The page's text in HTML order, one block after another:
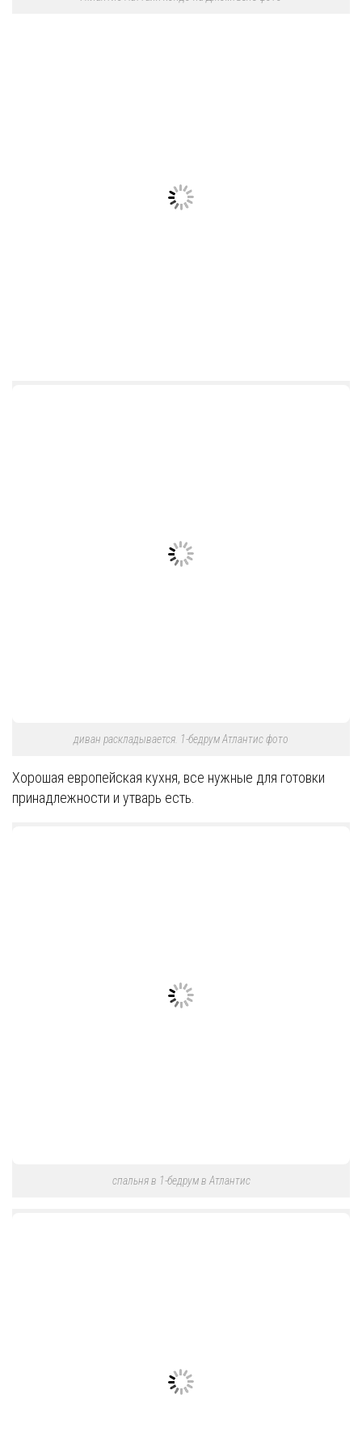
диван раскладывается. 1-бедрум Атлантис фото
Хорошая европейская кухня, все нужные для готовки
принадлежности и утварь есть.
спальня в 1-бедрум в Атлантис